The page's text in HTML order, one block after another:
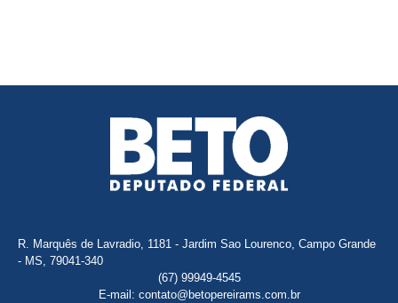
R. Marquês de Lavradio, 1181 - Jardim Sao Lourenco, Campo Grande
- MS, 79041-340
(67) 99949-4545
E-mail: contato@betopereirams.com.br